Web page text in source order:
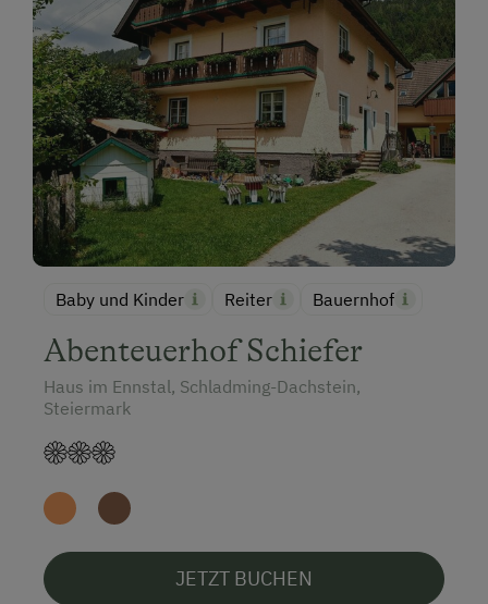
Baby und Kinder Reiter Bauernhof
Abenteuerhof Schiefer
Haus im Ennstal, Schladming-Dachstein,
Steiermark
JETZT BUCHEN